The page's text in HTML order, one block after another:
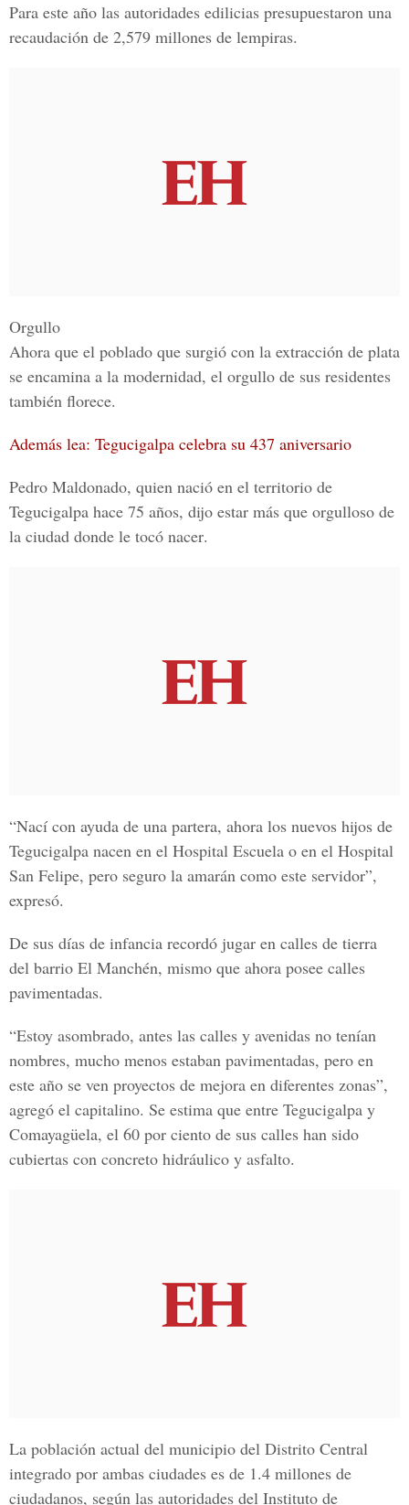
Para este año las autoridades edilicias presupuestaron una
recaudación de 2,579 millones de lempiras.
Orgullo
Ahora que el poblado que surgió con la extracción de plata
se encamina a la modernidad, el orgullo de sus residentes
también florece.
Además lea: Tegucigalpa celebra su 437 aniversario
Pedro Maldonado, quien nació en el territorio de
Tegucigalpa hace 75 años, dijo estar más que orgulloso de
la ciudad donde le tocó nacer.
“Nací con ayuda de una partera, ahora los nuevos hijos de
Tegucigalpa nacen en el Hospital Escuela o en el Hospital
San Felipe, pero seguro la amarán como este servidor”,
expresó.
De sus días de infancia recordó jugar en calles de tierra
del barrio El Manchén, mismo que ahora posee calles
pavimentadas.
“Estoy asombrado, antes las calles y avenidas no tenían
nombres, mucho menos estaban pavimentadas, pero en
este año se ven proyectos de mejora en diferentes zonas”,
agregó el capitalino. Se estima que entre Tegucigalpa y
Comayagüela, el 60 por ciento de sus calles han sido
cubiertas con concreto hidráulico y asfalto.
La población actual del municipio del Distrito Central
integrado por ambas ciudades es de 1.4 millones de
ciudadanos, según las autoridades del Instituto de